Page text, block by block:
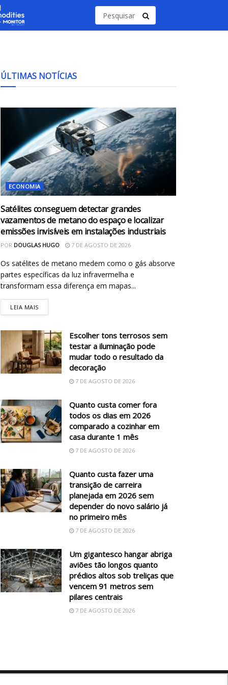
ÚLTIMAS NOTÍCIAS
ECONOMIA
Satélites conseguem detectar grandes
vazamentos de metano do espaço e localizar
emissões invisíveis em instalações industriais
POR DOUGLAS HUGO 7 DE AGOSTO DE 2026
Os satélites de metano medem como o gás absorve
partes específicas da luz infravermelha e
transformam essa diferença em mapas...
LEIA MAIS
Escolher tons terrosos sem
testar a iluminação pode
mudar todo o resultado da
decoração
7 DE AGOSTO DE 2026
Quanto custa comer fora
todos os dias em 2026
comparado a cozinhar em
casa durante 1 mês
7 DE AGOSTO DE 2026
Quanto custa fazer uma
transição de carreira
planejada em 2026 sem
depender do novo salário já
no primeiro mês
7 DE AGOSTO DE 2026
Um gigantesco hangar abriga
aviões tão longos quanto
prédios altos sob treliças que
vencem 91 metros sem
pilares centrais
7 DE AGOSTO DE 2026